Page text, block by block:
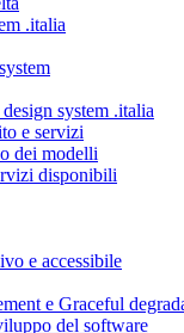
.italia
system .italia
e servizi
dei modelli
disponibili
e accessibile
e Graceful
del software